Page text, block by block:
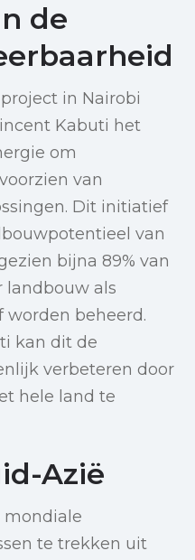
de
in Nairobi
Kabuti het
om
van
Dit initiatief
van
bijna 89% van
landbouw als
worden beheerd.
kan dit de
verbeteren door
hele land te
Azië
mondiale
te trekken uit